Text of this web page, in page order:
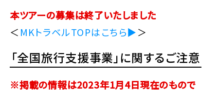
本ツアーの募集は終了いたしました
＜ MKトラベルTOPはこちら▶＞
「全国旅行支援事業」に関するご注意
※掲載の情報は2023年1月4日現在のもので